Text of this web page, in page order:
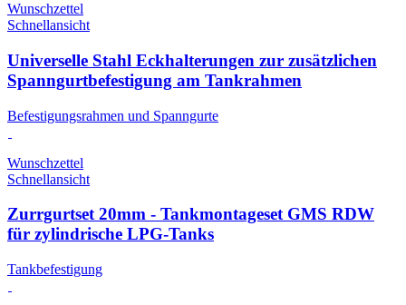
Wunschzettel
Schnellansicht
Universelle Stahl Eckhalterungen zur zusätzlichen
Spanngurtbefestigung am Tankrahmen
Befestigungsrahmen und Spanngurte
Wunschzettel
Schnellansicht
Zurrgurtset 20mm - Tankmontageset GMS RDW
für zylindrische LPG-Tanks
Tankbefestigung